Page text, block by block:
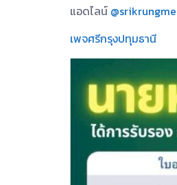
แอดไลน์
เพจศรีกรุงปทุมธานี